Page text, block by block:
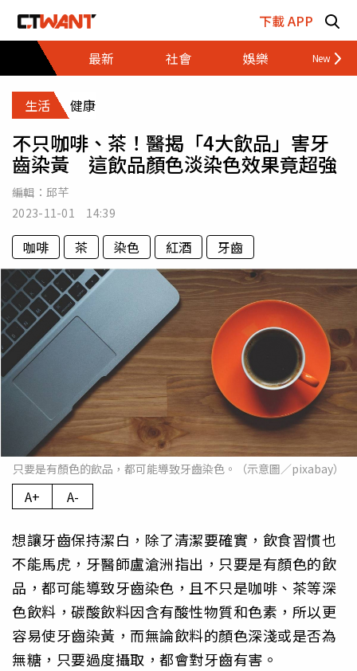
下載 APP
最新
社會 娛樂 財經
生活 健康
不只咖啡、茶！醫揭「4大飲品」害牙
齒染黃 這飲品顏色淡染色效果竟超強
編輯： 邱芊
2023-11-01 14:39
咖啡 茶 染色 紅酒 牙齒
只要是有顏色的飲品，都可能導致牙齒染色。（示意圖／pixabay）
A+ A-
想讓牙齒保持潔白，除了清潔要確實，飲食習慣也
不能馬虎，牙醫師盧滄洲指出，只要是有顏色的飲
品，都可能導致牙齒染色，且不只是咖啡、茶等深
色飲料，碳酸飲料因含有酸性物質和色素，所以更
容易使牙齒染黃，而無論飲料的顏色深淺或是否為
無糖，只要過度攝取，都會對牙齒有害。